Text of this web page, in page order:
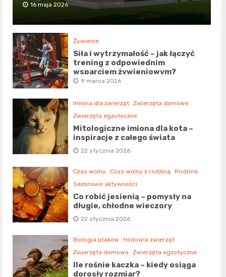
16 maja 2026
Żywienie
Siła i wytrzymałość – jak łączyć
trening z odpowiednim
wsparciem żywieniowym?
9 marca 2026
Imiona dla zwierząt Zwierzęta domowe
Zwierzęta egzotyczne
Mitologiczne imiona dla kota –
inspiracje z całego świata
22 stycznia 2026
Czas wolny Czas wolny z rodziną
Rodzina
Sezonowe aktywności
Co robić jesienią – pomysły na
długie, chłodne wieczory
22 stycznia 2026
Biologia ptaków
Hodowla zwierząt
Zwierzęta domowe Zwierzęta egzotyczne
Ile rośnie kaczka – kiedy osiąga
dorosły rozmiar?